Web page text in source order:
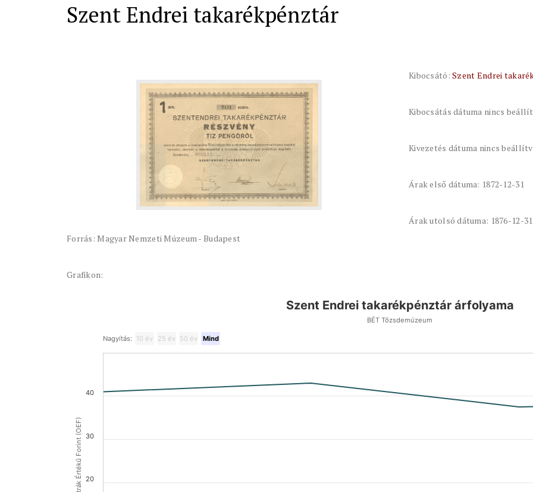
Szent Endrei takarékpénztár
Forrás: Magyar Nemzeti Múzeum - Budapest
Kibocsátó:Szent Endrei
Kibocsátás dátuma nincs
Kivezetés dátuma nincs
Árak első dátuma: 1872-12-31
Árak utolsó dátuma: 1876-12-31
Grafikon:
Osztrák Értékű Forint (OEF)
Szent Endrei takarékpénztár árfolyama
BÉT Tőzsdemúzeum
Nagyítás: 10 év 25 év 50 év Mind
20
30
40